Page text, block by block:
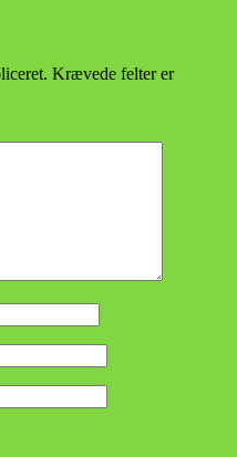
Krævede felter er